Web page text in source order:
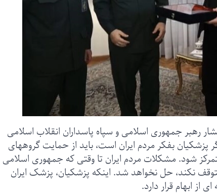
رهبر جمهوری اسلامی و سپاه پاسداران انقلاب اسلامی
بفکر مردم ایران است، باید از حمایت گروههای
شود. مشکلات مردم ایران تا وقتی که جمهوری اسلامی
نکند، حل نخواهد شد. اینکه پزشکیان، پزشک ایران
از ابهام قرار دارد.